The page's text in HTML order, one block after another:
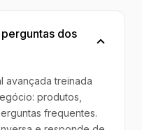
dos
avançada treinada
produtos,
frequentes.